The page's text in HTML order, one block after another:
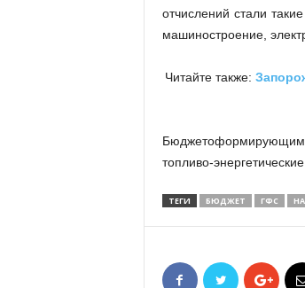
отчислений стали
машиностроение,
Читайте также:
топливо-
ТЕГИ БЮДЖЕТ ГФС